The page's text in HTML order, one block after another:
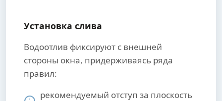
Установка слива
Водоотлив фиксируют с внешней
стороны окна, придерживаясь ряда
правил:
рекомендуемый отступ за плоскость